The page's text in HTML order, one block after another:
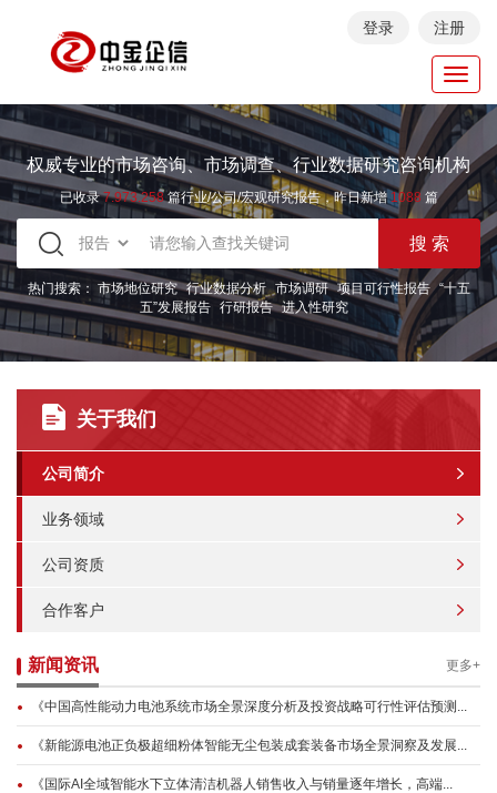
登录 注册
权威专业的市场咨询、市场调查、行业数据研究咨询机构
已收录7.973.258篇行业/公司/宏观研究报告，昨日新增1088 篇
热门搜索： 市场地位研究 行业数据分析 市场调研 项目可行性报告 “十五
五”发展报告 行研报告 进入性研究
关于我们
公司简介
业务领域
公司资质
合作客户
新闻资讯 更多+
《中国高性能动力电池系统市场全景深度分析及投资战略可行性评估预测...
《新能源电池正负极超细粉体智能无尘包装成套装备市场全景洞察及发展...
《国际AI全域智能水下立体清洁机器人销售收入与销量逐年增长，高端...